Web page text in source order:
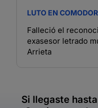
LUTO EN
Falleció el
exasesor letrado
Arrieta
Si llegaste